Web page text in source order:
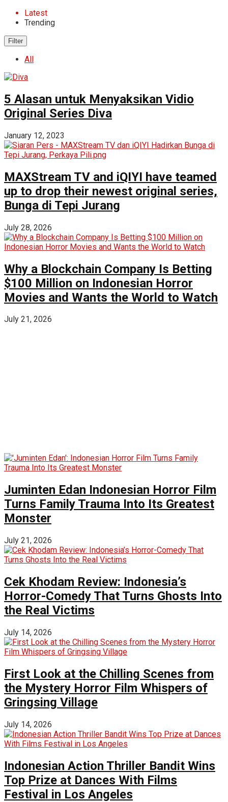
Latest
Trending
Filter
All
5 Alasan untuk Menyaksikan Vidio
Original Series Diva
January 12, 2023
MAXStream TV and iQIYI have teamed
up to drop their newest original series,
Bunga di Tepi Jurang
July 28, 2026
Why a Blockchain Company Is Betting
$100 Million on Indonesian Horror
Movies and Wants the World to Watch
July 21, 2026
Juminten Edan Indonesian Horror Film
Turns Family Trauma Into Its Greatest
Monster
July 21, 2026
Cek Khodam Review: Indonesia’s
Horror-Comedy That Turns Ghosts Into
the Real Victims
July 14, 2026
First Look at the Chilling Scenes from
the Mystery Horror Film Whispers of
Gringsing Village
July 14, 2026
Indonesian Action Thriller Bandit Wins
Top Prize at Dances With Films
Festival in Los Angeles